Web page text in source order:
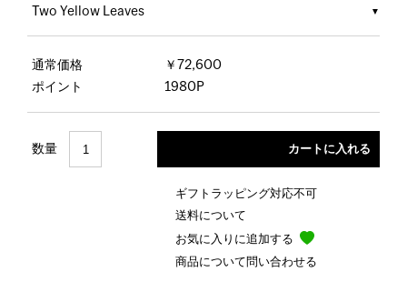
Two Yellow Leaves
通常価格
￥72,600
ポイント
1980P
数量
ギフトラッピング対応不可
送料について
お気に入りに追加する
商品について問い合わせる